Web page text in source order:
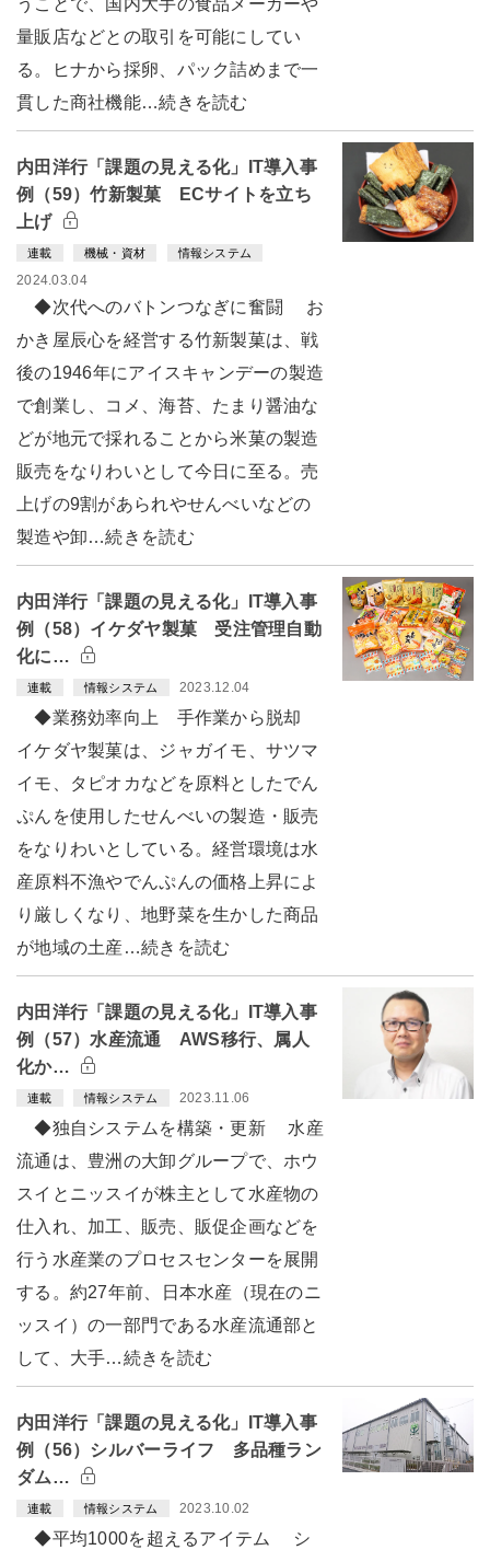
うことで、国内大手の食品メーカーや
量販店などとの取引を可能にしてい
る。ヒナから採卵、パック詰めまで一
貫した商社機能…続きを読む
内田洋行「課題の見える化」IT導入事
例（59）竹新製菓 ECサイトを立ち
上げ
連載 機械・資材 情報システム
2024.03.04
◆次代へのバトンつなぎに奮闘 お
かき屋辰心を経営する竹新製菓は、戦
後の1946年にアイスキャンデーの製造
で創業し、コメ、海苔、たまり醤油な
どが地元で採れることから米菓の製造
販売をなりわいとして今日に至る。売
上げの9割があられやせんべいなどの
製造や卸…続きを読む
内田洋行「課題の見える化」IT導入事
例（58）イケダヤ製菓 受注管理自動
化に…
連載 情報システム 2023.12.04
◆業務効率向上 手作業から脱却
イケダヤ製菓は、ジャガイモ、サツマ
イモ、タピオカなどを原料としたでん
ぷんを使用したせんべいの製造・販売
をなりわいとしている。経営環境は水
産原料不漁やでんぷんの価格上昇によ
り厳しくなり、地野菜を生かした商品
が地域の土産…続きを読む
内田洋行「課題の見える化」IT導入事
例（57）水産流通 AWS移行、属人
化か…
連載 情報システム 2023.11.06
◆独自システムを構築・更新 水産
流通は、豊洲の大卸グループで、ホウ
スイとニッスイが株主として水産物の
仕入れ、加工、販売、販促企画などを
行う水産業のプロセスセンターを展開
する。約27年前、日本水産（現在のニ
ッスイ）の一部門である水産流通部と
して、大手…続きを読む
内田洋行「課題の見える化」IT導入事
例（56）シルバーライフ 多品種ラン
ダム…
連載 情報システム 2023.10.02
◆平均1000を超えるアイテム シ